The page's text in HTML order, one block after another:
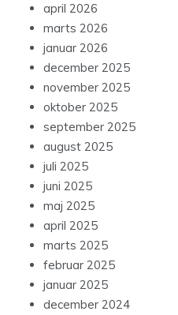
april 2026
marts 2026
januar 2026
december 2025
november 2025
oktober 2025
september 2025
august 2025
juli 2025
juni 2025
maj 2025
april 2025
marts 2025
februar 2025
januar 2025
december 2024